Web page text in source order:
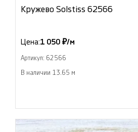
Кружево Solstiss 62566
Цена:1 050 ₽/м
Артикул: 62566
В наличии 13.65 м